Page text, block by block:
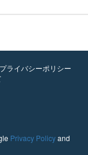
プライバシーポリシー
Privacy Policyand